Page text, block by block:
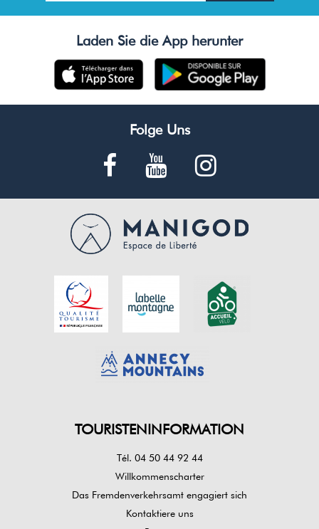
Folge Uns
Laden Sie die App herunter
TOURISTENINFORMATION
Tél. 04 50 44 92 44
Willkommenscharter
Das Fremdenverkehrsamt engagiert sich
Kontaktiere uns